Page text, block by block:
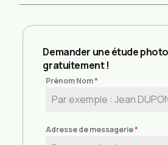
Demander une étude
gratuitement !
Prénom Nom*
Adresse de messagerie*